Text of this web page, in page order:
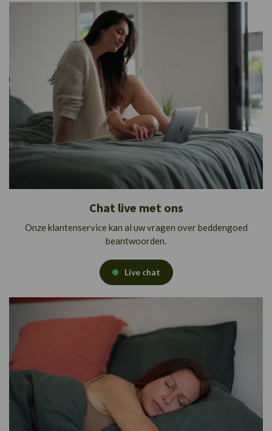
Chat live met ons
Onze klantenservice kan al uw vragen over beddengoed
beantwoorden.
Live chat